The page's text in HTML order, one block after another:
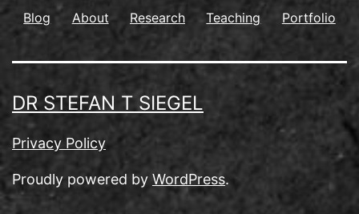
Blog About Research Teaching Portfolio
DR STEFAN T SIEGEL
Privacy Policy
Proudly powered by WordPress.